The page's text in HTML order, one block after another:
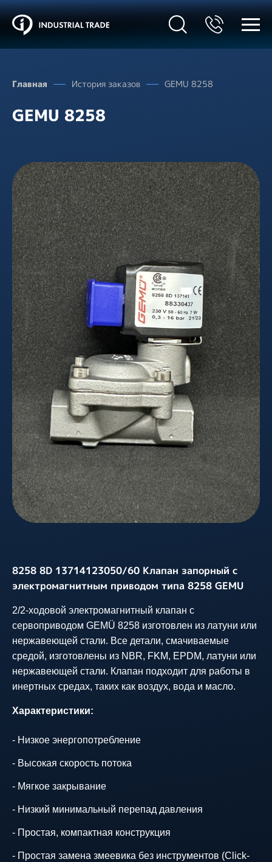
Главная История заказов GEMU 8258
GEMU 8258
8258 8D 13714123050/60 Клапан запорный с
электромагнитным приводом типа 8258 GEMU
2/2-ходовой электромагнитный клапан с
сервоприводом GEMÜ 8258 изготовлен из латуни или
нержавеющей стали. Все детали, смачиваемые
средой, изготовлены из NBR, FKM, EPDM, латуни или
нержавеющей стали. Клапан подходит для работы в
инертных средах, таких как воздух, вода и масло.
Характеристики:
- Низкое энергопотребление
- Высокая скорость потока
- Мягкое закрывание
- Низкий минимальный перепад давления
- Простая, компактная конструкция
- Простая замена змеевика без инструментов (Click-